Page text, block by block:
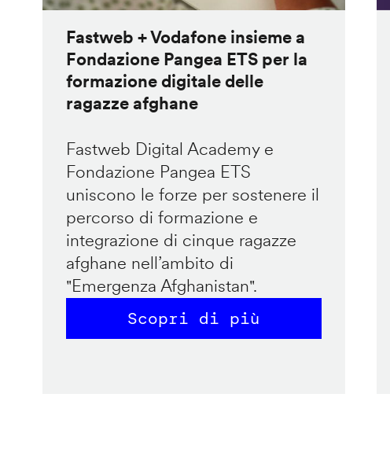
Fastweb + Vodafone insieme a
Fondazione Pangea ETS per la
formazione digitale delle
ragazze afghane
Fastweb Digital Academy e
Fondazione Pangea ETS
uniscono le forze per sostenere il
percorso di formazione e
integrazione di cinque ragazze
afghane nell’ambito di
"Emergenza Afghanistan".
Scopri di più